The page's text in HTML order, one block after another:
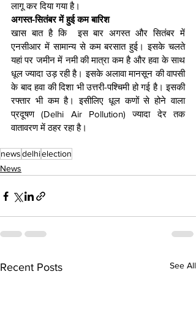
लागू कर दिया गया है।
अगस्त-सितंबर में हुई कम बारिश
खास बात है कि  इस बार अगस्त और सितंबर में
एनसीआर में सामान्य से कम बरसात हुई। इसके चलते
यहां पर जमीन में नमी की मात्रा कम है और हवा के साथ
धूल ज्यादा उड़ रही है। इसके अलावा मानसून की वापसी
के बाद हवा की दिशा भी उत्तरी-पश्चिमी हो गई है। इसकी
रफ्तार भी कम है। इसीलिए धूल कणों से होने वाला
प्रदूषण (Delhi Air Pollution) ज्यादा देर तक
वातावरण में ठहर रहा है।
newsdelhielection
News
Recent Posts See All